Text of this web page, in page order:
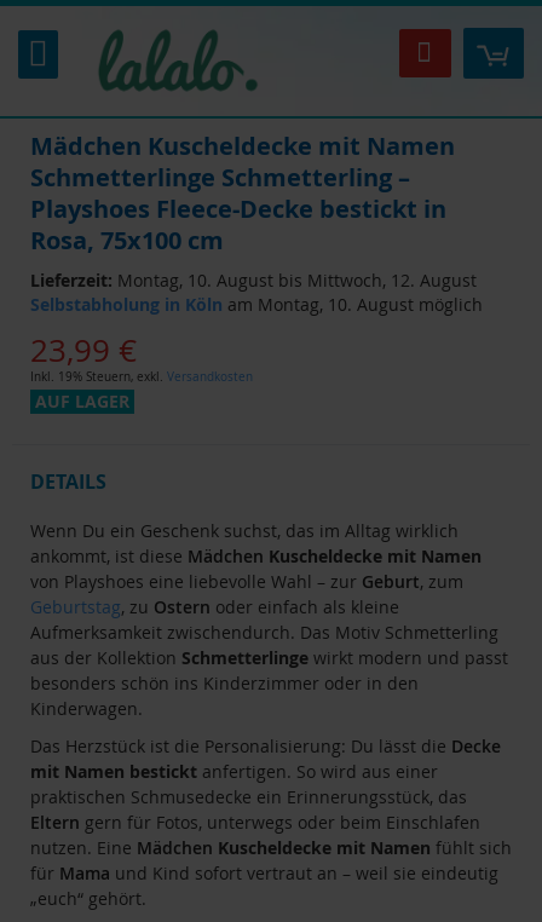
Inhalt
springen
Suche
Mädchen Kuscheldecke mit Namen
Schmetterlinge Schmetterling –
Playshoes Fleece-Decke bestickt in
Rosa, 75x100 cm
Lieferzeit: Montag, 10. August bis Mittwoch, 12. August
Selbstabholung in Köln am Montag, 10. August möglich
23,99 €
Inkl. 19% Steuern, exkl. Versandkosten
AUF LAGER
DETAILS
Wenn Du ein Geschenk suchst, das im Alltag wirklich
ankommt, ist diese Mädchen Kuscheldecke mit Namen
von Playshoes eine liebevolle Wahl – zur Geburt, zum
Geburtstag, zu Ostern oder einfach als kleine
Aufmerksamkeit zwischendurch. Das Motiv Schmetterling
aus der Kollektion Schmetterlinge wirkt modern und passt
besonders schön ins Kinderzimmer oder in den
Kinderwagen.
Das Herzstück ist die Personalisierung: Du lässt die Decke
mit Namen bestickt anfertigen. So wird aus einer
praktischen Schmusedecke ein Erinnerungsstück, das
Eltern gern für Fotos, unterwegs oder beim Einschlafen
nutzen. Eine Mädchen Kuscheldecke mit Namen fühlt sich
für Mama und Kind sofort vertraut an – weil sie eindeutig
„euch“ gehört.